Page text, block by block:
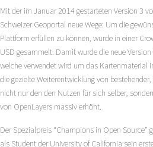
Mit der im Januar 2014 gestarteten Version 3
Schweizer Geoportal neue Wege: Um die
Plattform erfüllen zu können, wurde in einer
USD gesammelt. Damit wurde die neue
welche verwendet wird um das Kartenmaterial
die gezielte Weiterentwicklung von
nicht nur den den Nutzen für sich selber,
von OpenLayers massiv erhöht.
Der Spezialpreis “Champions in Open Source”
als Student der University of California sein